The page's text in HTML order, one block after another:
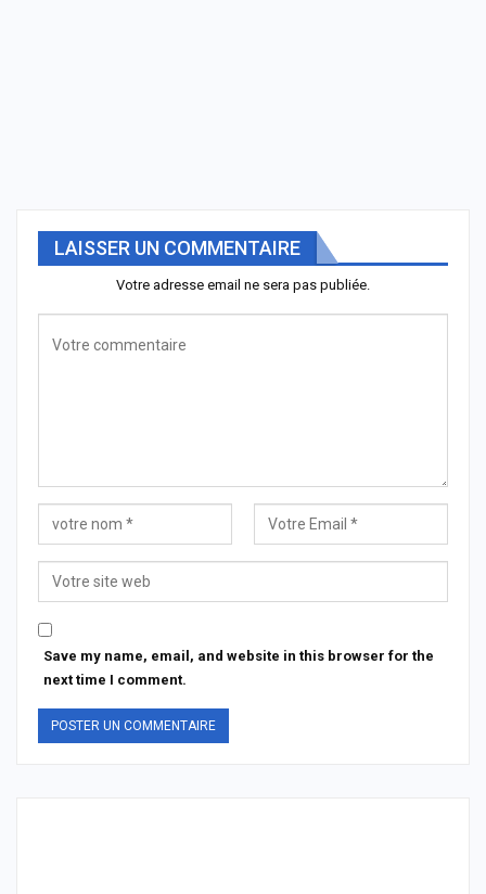
LAISSER UN COMMENTAIRE
Votre adresse email ne sera pas publiée.
Save my name, email, and website in this browser for the
next time I comment.